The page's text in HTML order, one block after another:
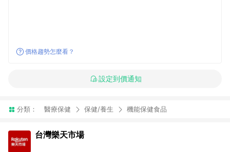
價格趨勢怎麼看？
設定到價通知
分類： 醫療保健 保健/養生 機能保健食品
台灣樂天市場